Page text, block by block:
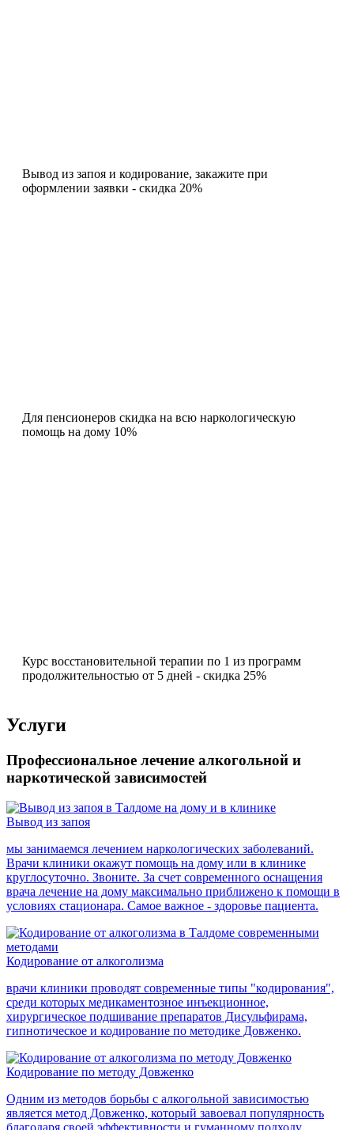
Вывод из запоя и кодирование, закажите при
оформлении заявки - скидка 20%
Для пенсионеров скидка на всю наркологическую
помощь на дому 10%
Курс восстановительной терапии по 1 из программ
продолжительностью от 5 дней - скидка 25%
Услуги
Профессиональное лечение алкогольной и
наркотической зависимостей
Вывод из запоя
мы занимаемся лечением наркологических заболеваний.
Врачи клиники окажут помощь на дому или в клинике
круглосуточно. Звоните. За счет современного оснащения
врача лечение на дому максимально приближено к помощи в
условиях стационара. Самое важное - здоровье пациента.
Кодирование от алкоголизма
врачи клиники проводят современные типы "кодирования",
среди которых медикаментозное инъекционное,
хирургическое подшивание препаратов Дисульфирама,
гипнотическое и кодирование по методике Довженко.
Кодирование по методу Довженко
Одним из методов борьбы с алкогольной зависимостью
является метод Довженко, который завоевал популярность